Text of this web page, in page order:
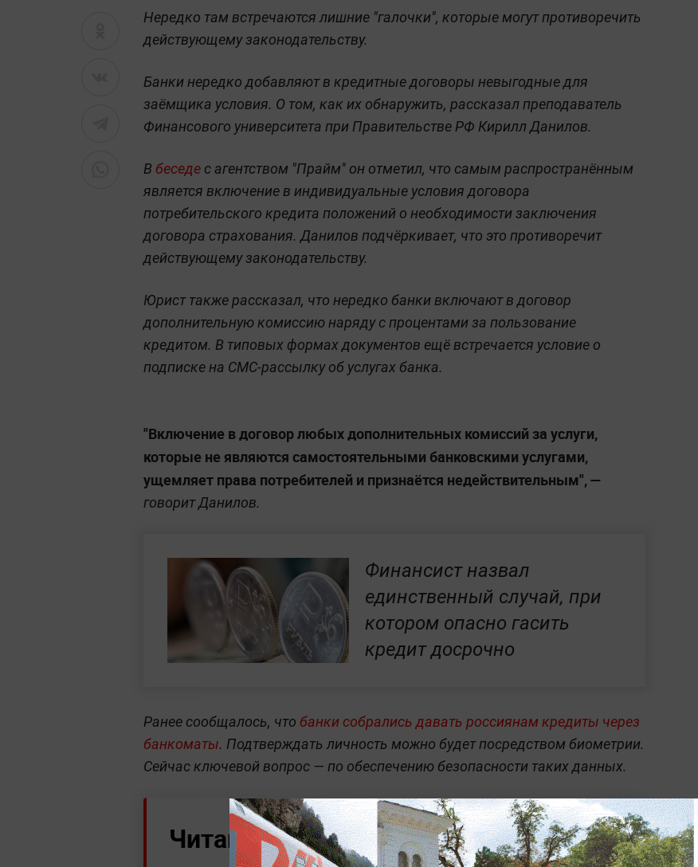
Нередко там встречаются лишние "галочки", которые могут противоречить
действующему законодательству.
Банки нередко добавляют в кредитные договоры невыгодные для
заёмщика условия. О том, как их обнаружить, рассказал преподаватель
Финансового университета при Правительстве РФ Кирилл Данилов.
В беседе с агентством "Прайм" он отметил, что самым распространённым
является включение в индивидуальные условия договора
потребительского кредита положений о необходимости заключения
договора страхования. Данилов подчёркивает, что это противоречит
действующему законодательству.
Юрист также рассказал, что нередко банки включают в договор
дополнительную комиссию наряду с процентами за пользование
кредитом. В типовых формах документов ещё встречается условие о
подписке на СМС-рассылку об услугах банка.
"Включение в договор любых дополнительных комиссий за услуги,
которые не являются самостоятельными банковскими услугами,
ущемляет права потребителей и признаётся недействительным", —
говорит Данилов.
Финансист назвал
единственный случай, при
котором опасно гасить
кредит досрочно
Ранее сообщалось, что банки собрались давать россиянам кредиты через
банкоматы. Подтверждать личность можно будет посредством биометрии.
Сейчас ключевой вопрос — по обеспечению безопасности таких данных.
Читайте ещё: